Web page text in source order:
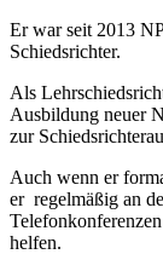
Er war seit 2013
Schiedsrichter.
Als
Ausbildung neuer
zur
Auch wenn er
er regelmäßig an
helfen.